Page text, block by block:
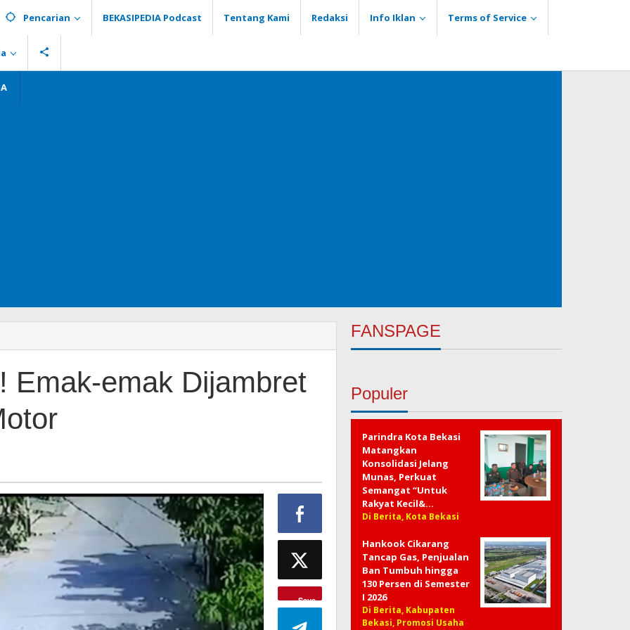
Pencarian BEKASIPEDIA Podcast Tentang Kami Redaksi Info Iklan Terms of Service
Emak-emak Dijambret
Save
FANSPAGE
Populer
Parindra Kota Bekasi
Matangkan
Konsolidasi Jelang
Munas, Perkuat
Semangat “Untuk
Rakyat Kecil&…
Di Berita, Kota Bekasi
Hankook Cikarang
Tancap Gas, Penjualan
Ban Tumbuh hingga
130 Persen di Semester
I 2026
Di Berita, Kabupaten
Bekasi, Promosi Usaha